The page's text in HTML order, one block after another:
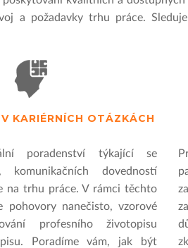
a požadavky trhu práce.
KARIÉRNÍCH OTÁZKÁCH
poradenství týkající se
komunikačních dovedností
na trhu práce. V rámci těchto
pohovory nanečisto, vzorové
profesního životopisu
Poradíme vám, jak být